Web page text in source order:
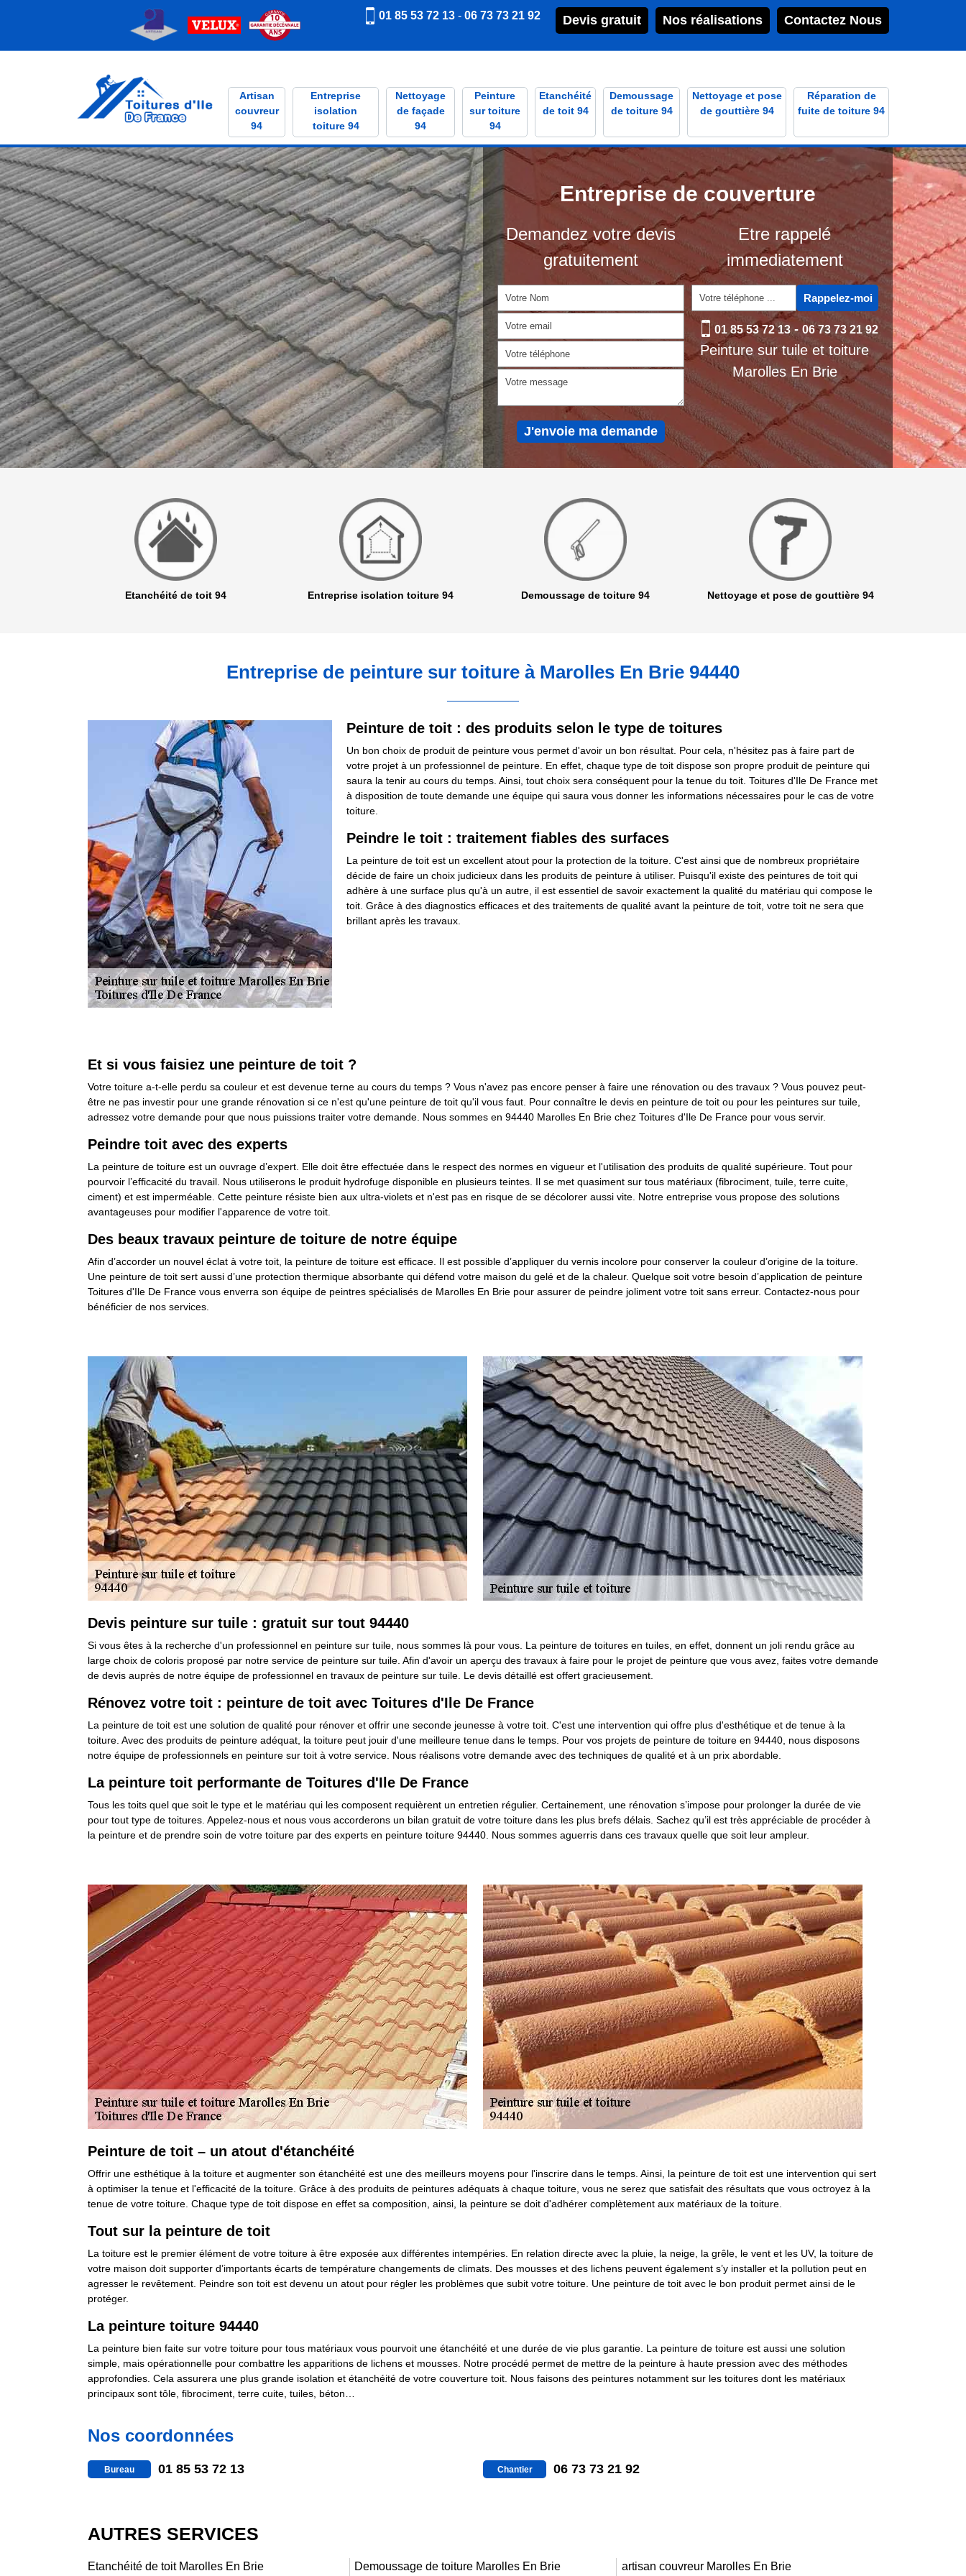
Devis gratuit Nos réalisations Contactez Nous
01 85 53 72 13 - 06 73 73 21 92
Artisan
couvreur
94
Entreprise
isolation
toiture 94
Nettoyage
de façade
94
Peinture
sur toiture
94
Etanchéité
de toit 94
Demoussage
de toiture 94
Nettoyage et pose
de gouttière 94
Réparation de
fuite de toiture 94
Entreprise de couverture
Demandez votre devis
gratuitement
Etre rappelé
immediatement
01 85 53 72 13- 06 73 73 21 92
Peinture sur tuile et toiture
Marolles En Brie
Etanchéité de toit 94 Entreprise isolation toiture 94 Demoussage de toiture 94 Nettoyage et pose de gouttière 94
Entreprise de peinture sur toiture à Marolles En Brie 94440
Peinture de toit : des produits selon le type de toitures
Un bon choix de produit de peinture vous permet d'avoir un bon résultat. Pour cela, n'hésitez pas à faire part de
votre projet à un professionnel de peinture. En effet, chaque type de toit dispose son propre produit de peinture qui
saura la tenir au cours du temps. Ainsi, tout choix sera conséquent pour la tenue du toit. Toitures d'Ile De France met
à disposition de toute demande une équipe qui saura vous donner les informations nécessaires pour le cas de votre
toiture.
Peindre le toit : traitement fiables des surfaces
La peinture de toit est un excellent atout pour la protection de la toiture. C'est ainsi que de nombreux propriétaire
décide de faire un choix judicieux dans les produits de peinture à utiliser. Puisqu'il existe des peintures de toit qui
adhère à une surface plus qu'à un autre, il est essentiel de savoir exactement la qualité du matériau qui compose le
toit. Grâce à des diagnostics efficaces et des traitements de qualité avant la peinture de toit, votre toit ne sera que
brillant après les travaux.
Et si vous faisiez une peinture de toit ?
Votre toiture a-t-elle perdu sa couleur et est devenue terne au cours du temps ? Vous n'avez pas encore penser à faire une rénovation ou des travaux ? Vous pouvez peut-
être ne pas investir pour une grande rénovation si ce n'est qu'une peinture de toit qu'il vous faut. Pour connaître le devis en peinture de toit ou pour les peintures sur tuile,
adressez votre demande pour que nous puissions traiter votre demande. Nous sommes en 94440 Marolles En Brie chez Toitures d'Ile De France pour vous servir.
Peindre toit avec des experts
La peinture de toiture est un ouvrage d’expert. Elle doit être effectuée dans le respect des normes en vigueur et l'utilisation des produits de qualité supérieure. Tout pour
pourvoir l’efficacité du travail. Nous utiliserons le produit hydrofuge disponible en plusieurs teintes. Il se met quasiment sur tous matériaux (fibrociment, tuile, terre cuite,
ciment) et est imperméable. Cette peinture résiste bien aux ultra-violets et n'est pas en risque de se décolorer aussi vite. Notre entreprise vous propose des solutions
avantageuses pour modifier l'apparence de votre toit.
Des beaux travaux peinture de toiture de notre équipe
Afin d’accorder un nouvel éclat à votre toit, la peinture de toiture est efficace. Il est possible d’appliquer du vernis incolore pour conserver la couleur d’origine de la toiture.
Une peinture de toit sert aussi d’une protection thermique absorbante qui défend votre maison du gelé et de la chaleur. Quelque soit votre besoin d’application de peinture
Toitures d'Ile De France vous enverra son équipe de peintres spécialisés de Marolles En Brie pour assurer de peindre joliment votre toit sans erreur. Contactez-nous pour
bénéficier de nos services.
Devis peinture sur tuile : gratuit sur tout 94440
Si vous êtes à la recherche d'un professionnel en peinture sur tuile, nous sommes là pour vous. La peinture de toitures en tuiles, en effet, donnent un joli rendu grâce au
large choix de coloris proposé par notre service de peinture sur tuile. Afin d'avoir un aperçu des travaux à faire pour le projet de peinture que vous avez, faites votre demande
de devis auprès de notre équipe de professionnel en travaux de peinture sur tuile. Le devis détaillé est offert gracieusement.
Rénovez votre toit : peinture de toit avec Toitures d'Ile De France
La peinture de toit est une solution de qualité pour rénover et offrir une seconde jeunesse à votre toit. C'est une intervention qui offre plus d'esthétique et de tenue à la
toiture. Avec des produits de peinture adéquat, la toiture peut jouir d'une meilleure tenue dans le temps. Pour vos projets de peinture de toiture en 94440, nous disposons
notre équipe de professionnels en peinture sur toit à votre service. Nous réalisons votre demande avec des techniques de qualité et à un prix abordable.
La peinture toit performante de Toitures d'Ile De France
Tous les toits quel que soit le type et le matériau qui les composent requièrent un entretien régulier. Certainement, une rénovation s’impose pour prolonger la durée de vie
pour tout type de toitures. Appelez-nous et nous vous accorderons un bilan gratuit de votre toiture dans les plus brefs délais. Sachez qu’il est très appréciable de procéder à
la peinture et de prendre soin de votre toiture par des experts en peinture toiture 94440. Nous sommes aguerris dans ces travaux quelle que soit leur ampleur.
Peinture de toit – un atout d'étanchéité
Offrir une esthétique à la toiture et augmenter son étanchéité est une des meilleurs moyens pour l'inscrire dans le temps. Ainsi, la peinture de toit est une intervention qui sert
à optimiser la tenue et l'efficacité de la toiture. Grâce à des produits de peintures adéquats à chaque toiture, vous ne serez que satisfait des résultats que vous octroyez à la
tenue de votre toiture. Chaque type de toit dispose en effet sa composition, ainsi, la peinture se doit d'adhérer complètement aux matériaux de la toiture.
Tout sur la peinture de toit
La toiture est le premier élément de votre toiture à être exposée aux différentes intempéries. En relation directe avec la pluie, la neige, la grêle, le vent et les UV, la toiture de
votre maison doit supporter d’importants écarts de température changements de climats. Des mousses et des lichens peuvent également s’y installer et la pollution peut en
agresser le revêtement. Peindre son toit est devenu un atout pour régler les problèmes que subit votre toiture. Une peinture de toit avec le bon produit permet ainsi de le
protéger.
La peinture toiture 94440
La peinture bien faite sur votre toiture pour tous matériaux vous pourvoit une étanchéité et une durée de vie plus garantie. La peinture de toiture est aussi une solution
simple, mais opérationnelle pour combattre les apparitions de lichens et mousses. Notre procédé permet de mettre de la peinture à haute pression avec des méthodes
approfondies. Cela assurera une plus grande isolation et étanchéité de votre couverture toit. Nous faisons des peintures notamment sur les toitures dont les matériaux
principaux sont tôle, fibrociment, terre cuite, tuiles, béton…
Nos coordonnées
Bureau 01 85 53 72 13 Chantier 06 73 73 21 92
AUTRES SERVICES
Etanchéité de toit Marolles En Brie Demoussage de toiture Marolles En Brie artisan couvreur Marolles En Brie